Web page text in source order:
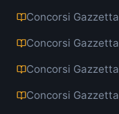
Concorsi
Concorsi
Concorsi
Concorsi